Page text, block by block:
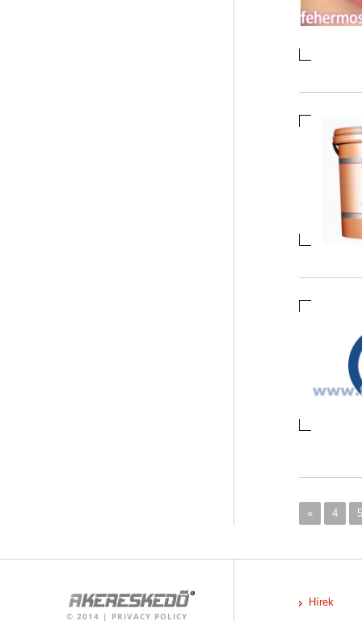
« 4 5
© 2014 | PRIVACY POLICY
Hírek